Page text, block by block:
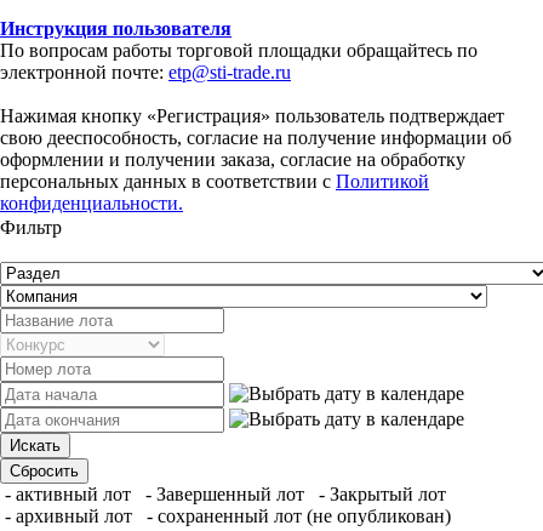
Инструкция пользователя
По вопросам работы торговой площадки обращайтесь по
электронной почте: etp@sti-trade.ru
Нажимая кнопку «Регистрация» пользователь подтверждает
свою дееспособность, согласие на получение информации об
оформлении и получении заказа, согласие на обработку
персональных данных в соответствии с Политикой
конфиденциальности.
Фильтр
- активный лот - Завершенный лот
- Закрытый лот
- архивный лот
- сохраненный лот (не опубликован)